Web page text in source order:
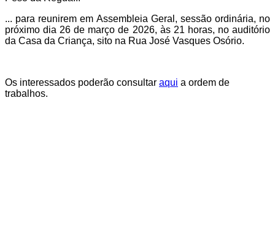
... para reunirem em Assembleia Geral, sessão ordinária, no
próximo dia 26 de março de 2026, às 21 horas, no auditório
da Casa da Criança, sito na Rua José Vasques Osório.
Os interessados poderão consultar aqui a ordem de
trabalhos.